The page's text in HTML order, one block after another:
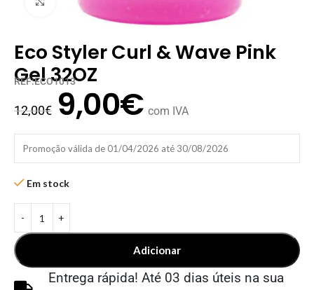
Eco Styler Curl & Wave Pink
Gel 32OZ
REF:ECO1013
12,00€ 9,00€ com IVA
Promoção válida de 01/04/2026 até 30/08/2026
Em stock
Adicionar
Entrega rápida! Até 03 dias úteis na sua